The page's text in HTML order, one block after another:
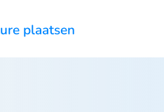
plaatsen